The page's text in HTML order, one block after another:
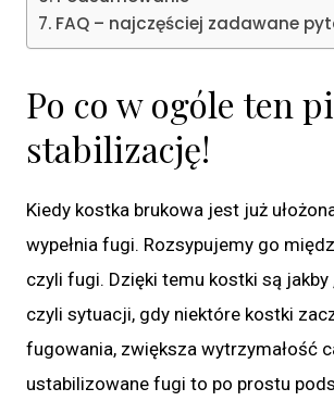
FAQ – najczęściej zadawane
Po co w ogóle ten
stabilizację!
Kiedy kostka brukowa jest już
wypełnia fugi. Rozsypujemy go
czyli fugi. Dzięki temu kostki są jakby
czyli sytuacji, gdy niektóre kostki
fugowania, zwiększa wytrzymałość
ustabilizowane fugi to po prostu